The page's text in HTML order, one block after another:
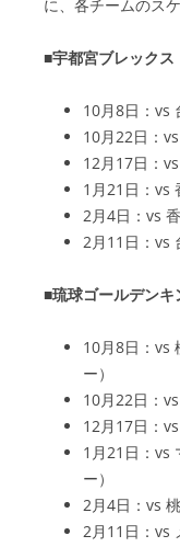
に、各チームのス
■宇都宮ブレックス
10月8日：vs
10月22日：
12月17日：
1月21日：vs
2月4日：vs
2月11日：vs
■琉球ゴールデンキ
10月8日：vs
ー）
10月22日：
12月17日：
1月21日：vs
ー）
2月4日：vs
2月11日：vs